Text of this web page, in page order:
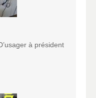
à président